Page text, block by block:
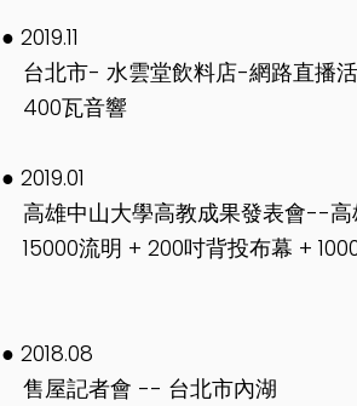
● 2019.11
台北市- 水雲堂飲料店-網路直播
400瓦音響
● 2019.01
高雄中山大學高教成果發表會--高
15000流明 + 200吋背投布幕 +
● 2018.08
售屋記者會 -- 台北市內湖